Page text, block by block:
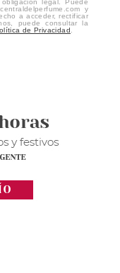
legal. Puede
y
a acceder, rectificar
puede consultar la
de Privacidad